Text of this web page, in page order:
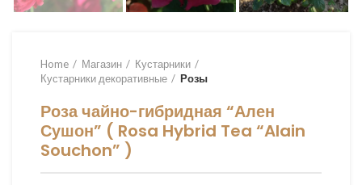
Home Магазин
Кустарники
Кустарники декоративные
Розы
Роза чайно-гибридная “Ален
Сушон” ( Rosa Hybrid Tea “Alain
Souchon” )